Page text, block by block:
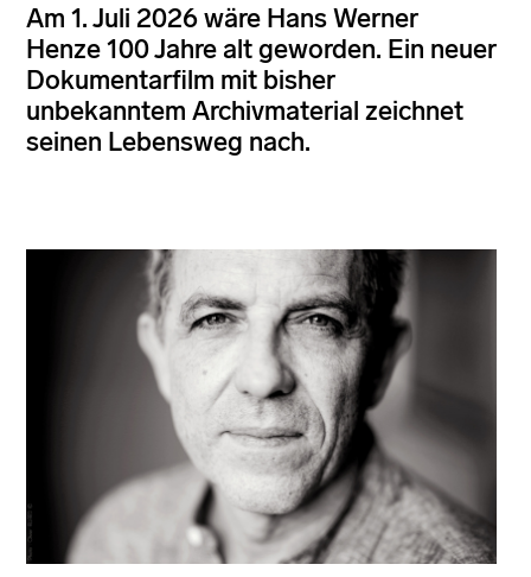
Am 1. Juli 2026 wäre Hans Werner
Henze 100 Jahre alt geworden. Ein neuer
Dokumentarfilm mit bisher
unbekanntem Archivmaterial zeichnet
seinen Lebensweg nach.